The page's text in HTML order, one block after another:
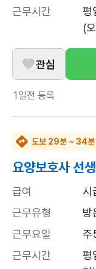
근무시간
평
(
관심
1일전 등록
도보 29분 ~ 34분
요양보호사 선
급여
시
근무유형
방
근무요일
주
근무시간
평